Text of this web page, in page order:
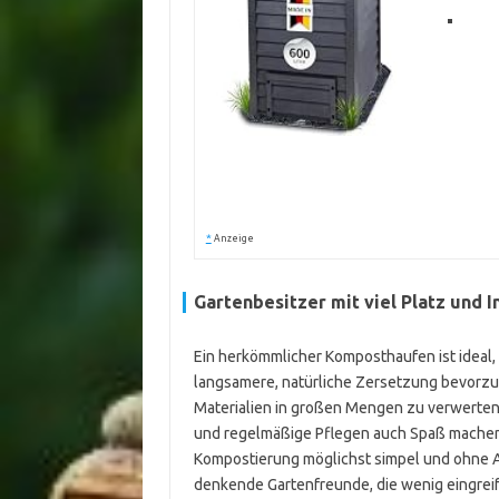
* Anzeige
Gartenbesitzer mit viel Platz und
Ein herkömmlicher Komposthaufen ist
langsamere, natürliche Zersetzung
Materialien in großen Mengen zu
und regelmäßige Pflegen auch Spaß
Kompostierung möglichst simpel und
denkende Gartenfreunde, die wenig